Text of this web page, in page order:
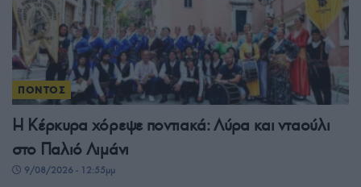
ΠΟΝΤΟΣ
Η Κέρκυρα χόρεψε ποντιακά: Λύρα και νταούλι
στο Παλιό Λιμάνι
9/08/2026 - 12:55μμ